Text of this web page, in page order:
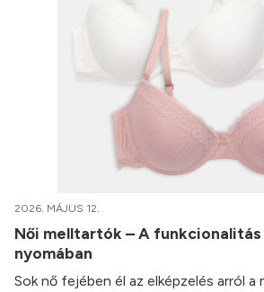
2026. MÁJUS 12.
Női melltartók – A funkcionalitás
nyomában
Sok nő fejében él az elképzelés arról a